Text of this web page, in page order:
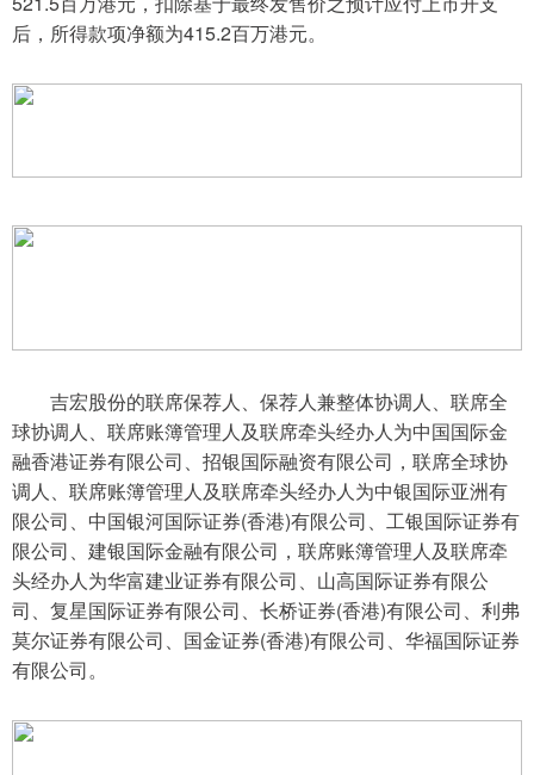
后，所得款项净额为415.2百万港元。
吉宏股份的联席保荐人、保荐人兼整体协调人、联席全
球协调人、联席账簿管理人及联席牵头经办人为中国国际金
融香港证券有限公司、招银国际融资有限公司，联席全球协
调人、联席账簿管理人及联席牵头经办人为中银国际亚洲有
限公司、中国银河国际证券(香港)有限公司、工银国际证券有
限公司、建银国际金融有限公司，联席账簿管理人及联席牵
头经办人为华富建业证券有限公司、山高国际证券有限公
司、复星国际证券有限公司、长桥证券(香港)有限公司、利弗
莫尔证券有限公司、国金证券(香港)有限公司、华福国际证券
有限公司。